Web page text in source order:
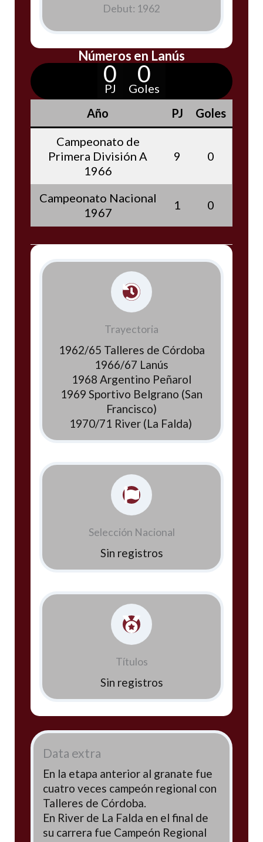
Debut: 1962
Números en Lanús
0
PJ
0
Goles
Año
PJ
Goles
Campeonato de
Primera División A
1966
9 0
Campeonato Nacional
1967
1 0
Trayectoria
1962/65 Talleres de Córdoba
1966/67 Lanús
1968 Argentino Peñarol
1969 Sportivo Belgrano (San
Francisco)
1970/71 River (La Falda)
Selección Nacional
Sin registros
Títulos
Sin registros
Data extra
En la etapa anterior al granate fue
cuatro veces campeón regional con
Talleres de Córdoba.
En River de La Falda en el final de
su carrera fue Campeón Regional